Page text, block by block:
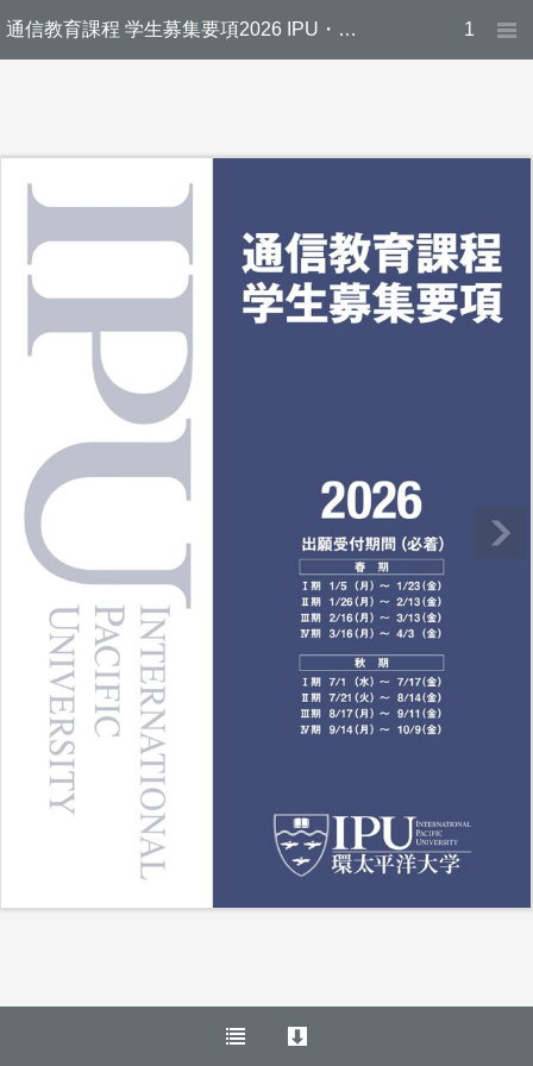
通信教育課程 学生募集要項2026 IPU・環太平洋大学 1